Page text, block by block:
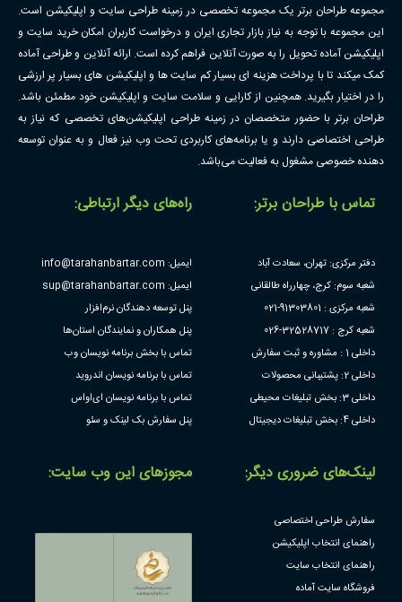
مجموعه طراحان برتر یک مجموعه تخصصی در زمینه طراحی سایت و اپلیکیشن است.
این مجموعه با توجه به نیاز بازار تجاری ایران و درخواست کاربران امکان خرید سایت و
اپلیکیشن آماده تحویل را به صورت آنلاین فراهم کرده است. ارائه آنلاین و طراحی آماده
کمک میکند تا با پرداخت هزینه ای بسیار کم سایت ها و اپلیکیشن های بسیار پر ارزشی
را در اختیار بگیرید. همچنین از کارایی و سلامت سایت و اپلیکیشن خود مطمئن باشد.
طراحان برتر با حضور متخصصان در زمینه طراحی اپلیکیشن‌های تخصصی که نیاز به
طراحی اختصاصی دارند و یا برنامه‌های کاربردی تحت وب نیز فعال و به عنوان توسعه
دهنده خصوصی مشغول به فعالیت می‌باشد.
تماس با طراحان برتر:
دفتر مرکزی: تهران، سعادت آباد
شعبه سوم: کرج، چهارراه طالقانی
شعبه مرکزی : 91303801-021
شعبه کرج : 32528717-026
داخلی 1 : مشاوره و ثبت سفارش
داخلی 2: پشتیبانی محصولات
داخلی 3: بخش تبلیغات محیطی
داخلی 4: بخش تبلیغات دیجیتال
راه‌های دیگر ارتباطی:
ایمیل: info@tarahanbartar.com
ایمیل: sup@tarahanbartar.com
پنل توسعه دهندگان نرم‌افزار
پنل همکاران و نمایندگان استان‌ها
تماس با بخش برنامه نویسان وب
تماس با برنامه نویسان اندروید
تماس با برنامه نویسان ای‌او‌اس
پنل سفارش بک لینک و سئو
لینک‌های ضروری دیگر:
سفارش طراحی اختصاصی
راهنمای انتخاب اپلیکیشن
راهنمای انتخاب سایت
فروشگاه سایت آماده
مجوز‌های این وب سایت: